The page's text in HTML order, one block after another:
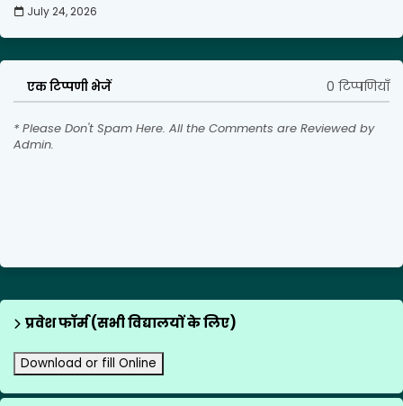
July 24, 2026
एक टिप्पणी भेजें 0 टिप्पणियाँ
* Please Don't Spam Here. All the Comments are Reviewed by
Admin.
प्रवेश फॉर्म (सभी विद्यालयों के लिए)
Download or fill Online